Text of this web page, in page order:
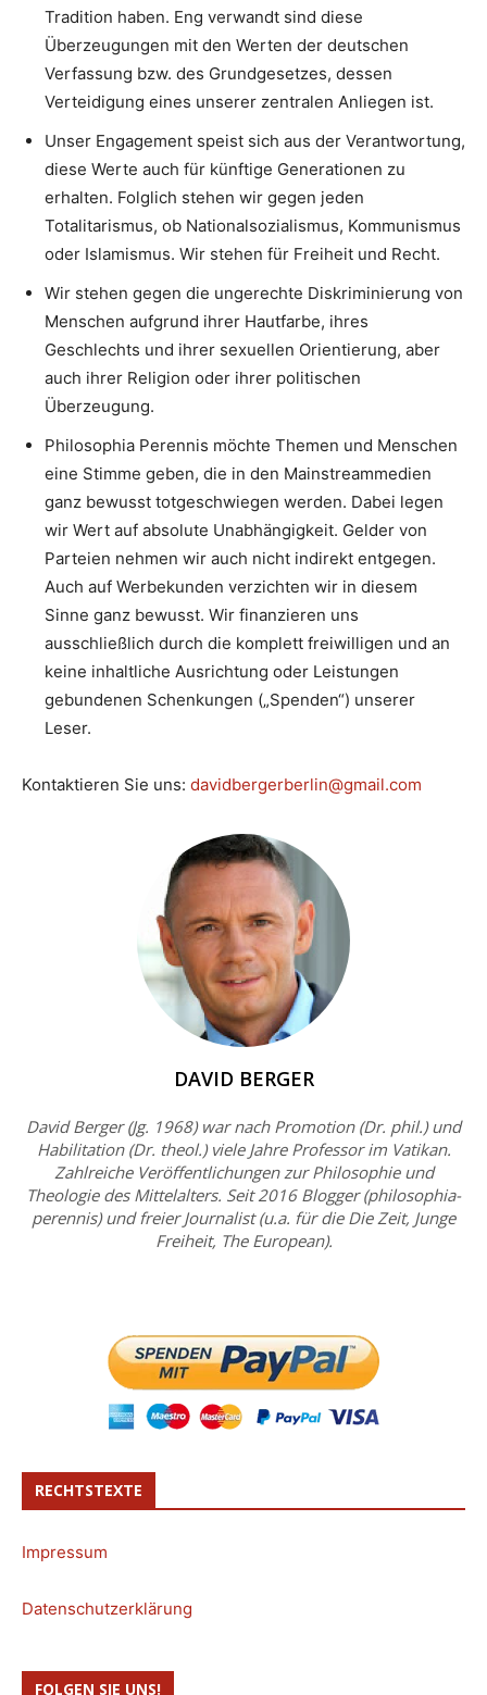
Tradition haben. Eng verwandt sind diese
Überzeugungen mit den Werten der deutschen
Verfassung bzw. des Grundgesetzes, dessen
Verteidigung eines unserer zentralen Anliegen ist.
Unser Engagement speist sich aus der Verantwortung,
diese Werte auch für künftige Generationen zu
erhalten. Folglich stehen wir gegen jeden
Totalitarismus, ob Nationalsozialismus, Kommunismus
oder Islamismus. Wir stehen für Freiheit und Recht.
Wir stehen gegen die ungerechte Diskriminierung von
Menschen aufgrund ihrer Hautfarbe, ihres
Geschlechts und ihrer sexuellen Orientierung, aber
auch ihrer Religion oder ihrer politischen
Überzeugung.
Philosophia Perennis möchte Themen und Menschen
eine Stimme geben, die in den Mainstreammedien
ganz bewusst totgeschwiegen werden. Dabei legen
wir Wert auf absolute Unabhängigkeit. Gelder von
Parteien nehmen wir auch nicht indirekt entgegen.
Auch auf Werbekunden verzichten wir in diesem
Sinne ganz bewusst. Wir finanzieren uns
ausschließlich durch die komplett freiwilligen und an
keine inhaltliche Ausrichtung oder Leistungen
gebundenen Schenkungen („Spenden“) unserer
Leser.
Kontaktieren Sie uns: davidbergerberlin@gmail.com
DAVID BERGER
David Berger (Jg. 1968) war nach Promotion (Dr. phil.) und
Habilitation (Dr. theol.) viele Jahre Professor im Vatikan.
Zahlreiche Veröffentlichungen zur Philosophie und
Theologie des Mittelalters. Seit 2016 Blogger (philosophia-
perennis) und freier Journalist (u.a. für die Die Zeit, Junge
Freiheit, The European).
RECHTSTEXTE
Impressum
Datenschutzerklärung
FOLGEN SIE UNS!